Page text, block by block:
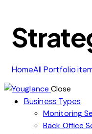
HomeAll Portfolio
Close
Business Types
Monitoring
Back Office